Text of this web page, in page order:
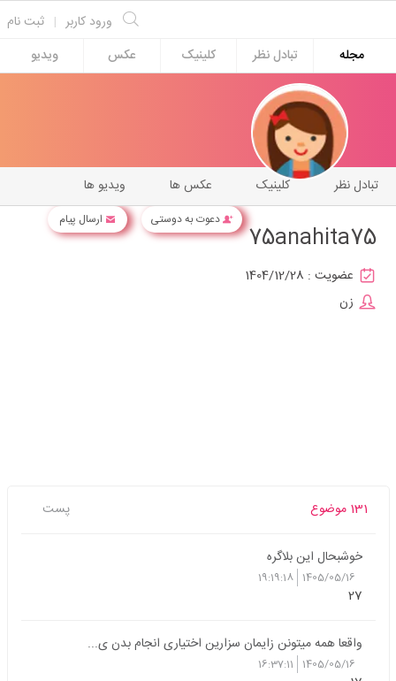
ثبت نام | ورود کاربر
مجله
تبادل نظر کلینیک عکس ویدیو
دعوت به دوستی ارسال پیام
ویدیو ها عکس ها کلینیک تبادل نظر
75anahita75
عضویت : 1404/12/28
زن
131 موضوع پست
خوشبحال این بلاگره
1405/05/16
19:19:18
27
واقعا همه میتونن زایمان سزارین اختیاری انجام بدن ی...
1405/05/16
16:37:11